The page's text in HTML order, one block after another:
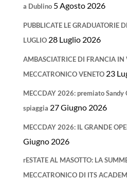
a Dublino 5 Agosto 2026
PUBBLICATE LE GRADUATORIE
LUGLIO 28 Luglio 2026
AMBASCIATRICE DI FRANCIA IN
MECCATRONICO VENETO 23
MECCDAY 2026: premiato
spiaggia 27 Giugno 2026
MECCDAY 2026: IL GRANDE
Giugno 2026
rESTATE AL MASOTTO: LA
MECCATRONICO DI ITS